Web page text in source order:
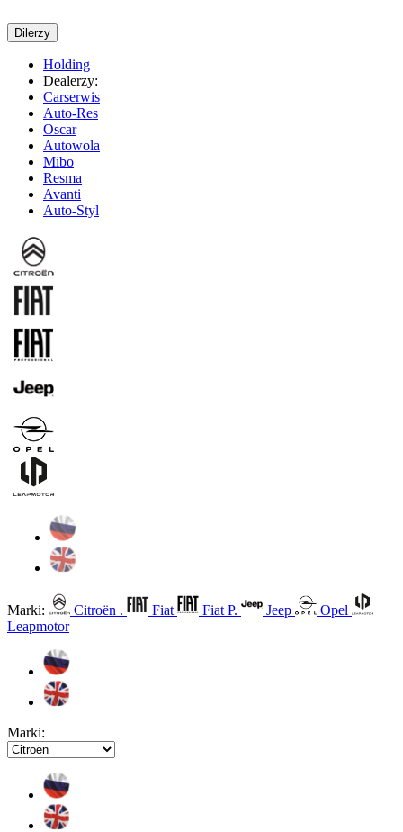
Dilerzy
Holding
Dealerzy:
Carserwis
Auto-Res
Oscar
Autowola
Mibo
Resma
Avanti
Auto-Styl
Marki: Citroën . Fiat Fiat P. Jeep
Opel
Leapmotor
Marki: